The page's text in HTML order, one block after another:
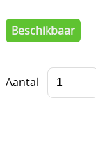
Beschikbaar
Aantal